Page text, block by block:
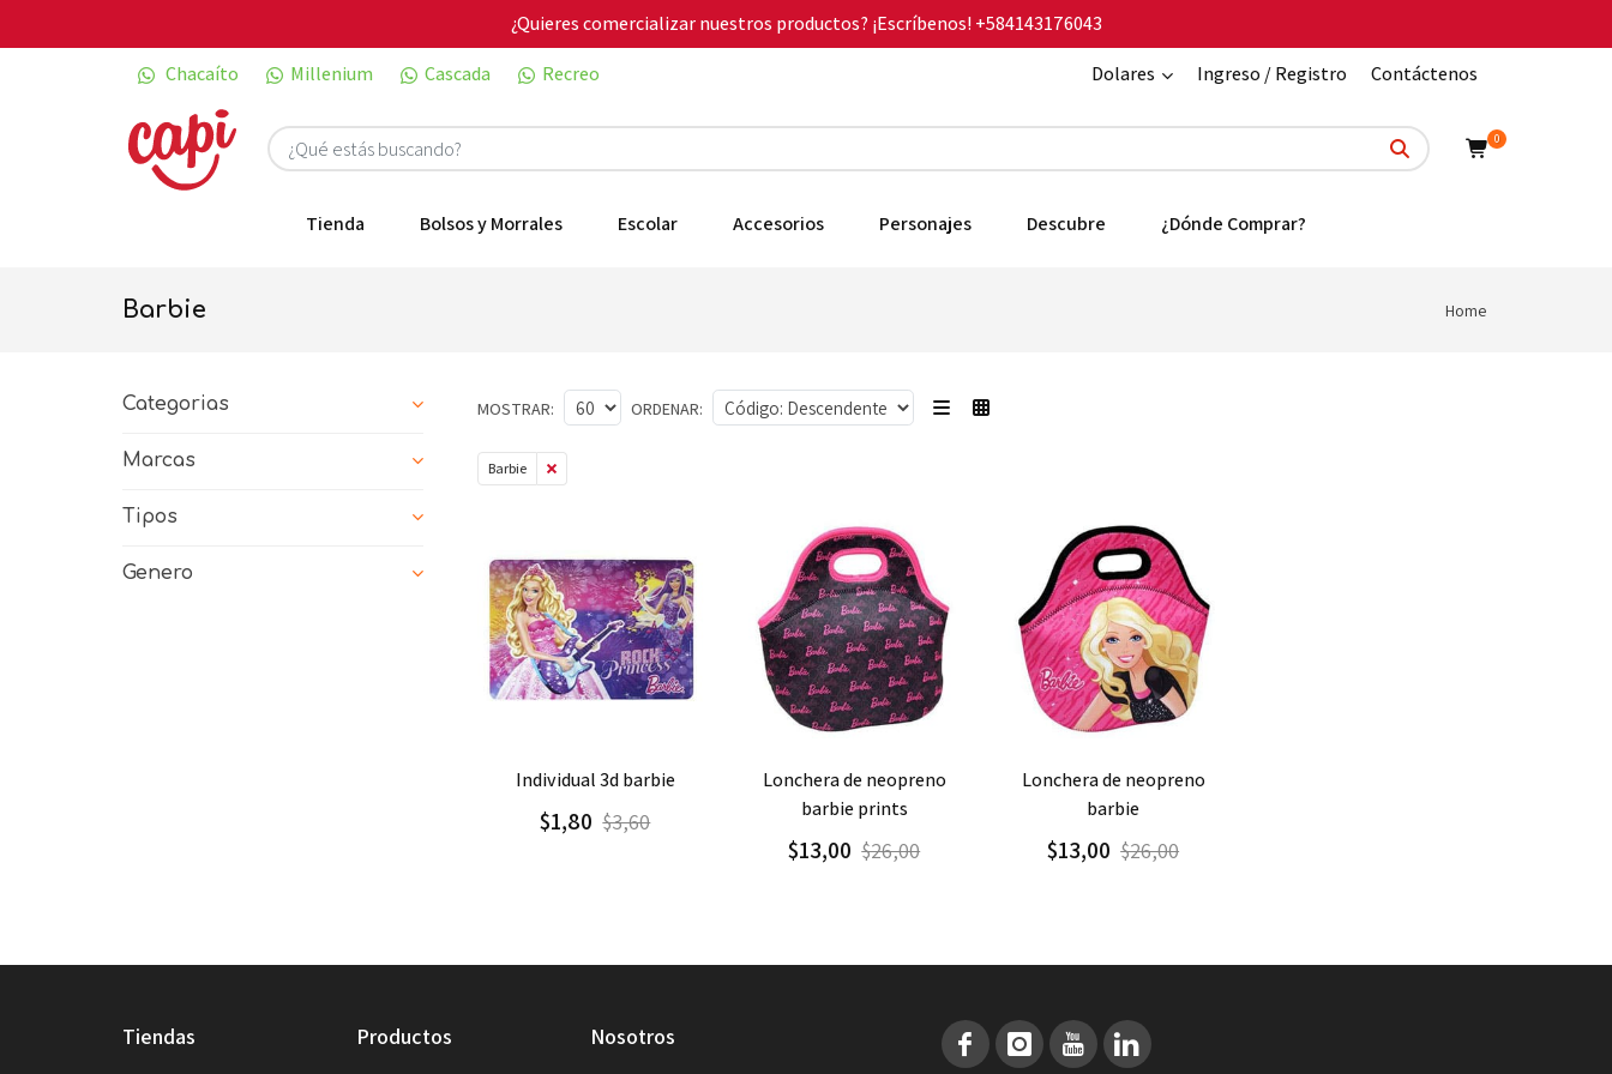
¿Quieres comercializar nuestros productos? ¡Escríbenos!+584143176043
Chacaíto
Millenium Cascada Recreo Dolares Ingreso / Registro Contáctenos
0
Tienda Bolsos y Morrales Escolar Accesorios Personajes Descubre ¿Dónde Comprar?
barbie Home
MOSTRAR: ORDENAR:
Barbie
Agregar Detalle
individual 3d barbie
$1,80 $3,60
Agregar Detalle
lonchera de neopreno
barbie prints
$13,00 $26,00
Agregar Detalle
lonchera de neopreno
barbie
$13,00 $26,00
Categorias
Marcas
Tipos
Genero
tiendas productos nosotros